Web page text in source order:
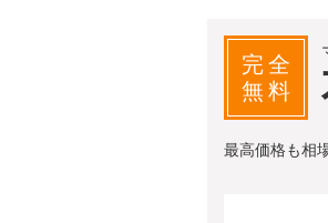
完全
無料
最高価格も相